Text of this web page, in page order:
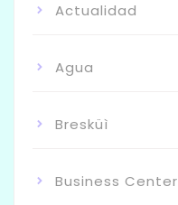
Actualidad
Agua
Bresküì
Business Center